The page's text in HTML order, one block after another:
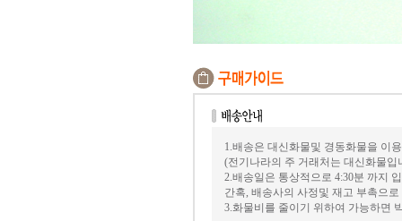
1.배송은 대신화물및 경동화물을 이
(전기나라의 주 거래처는 대신화물입
2.배송일은 통상적으로 4:30분 까지
간혹, 배송사의 사정및 재고 부촉으
3.화물비를 줄이기 위하여 가능하면